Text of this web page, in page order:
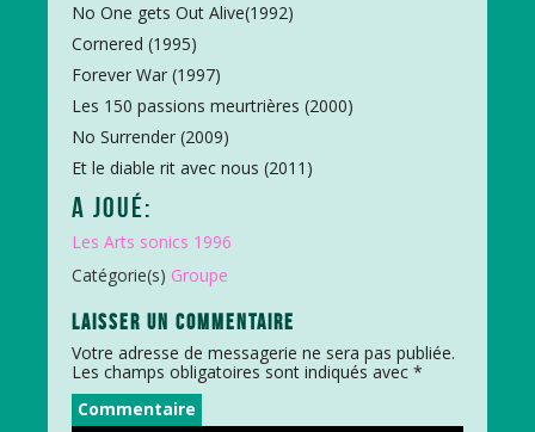
No One gets Out Alive(1992)
Cornered (1995)
Forever War (1997)
Les 150 passions meurtrières (2000)
No Surrender (2009)
Et le diable rit avec nous (2011)
A JOUÉ:
Les Arts sonics 1996
Catégorie(s) Groupe
LAISSER UN COMMENTAIRE
Votre adresse de messagerie ne sera pas publiée.
Les champs obligatoires sont indiqués avec *
Commentaire